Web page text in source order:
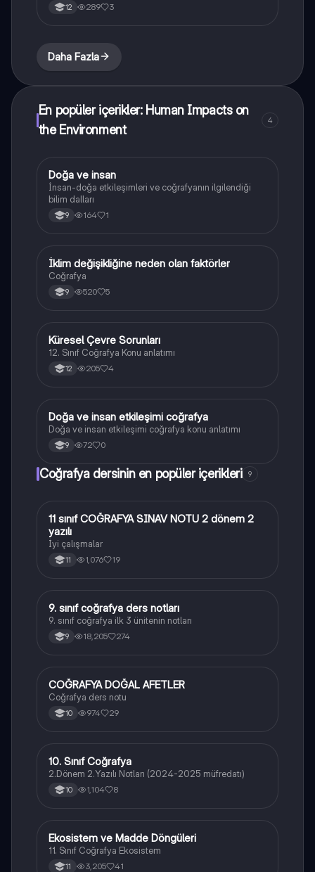
12 289 3
Daha Fazla
En popüler içerikler: Human Impacts on
the Environment
4
Coğrafya
Doğa ve insan
İnsan-doğa etkileşimleri ve coğrafyanın ilgilendiği
bilim dalları
9 164 1
Coğrafya
İklim değişikliğine neden olan faktörler
Coğrafya
9 520 5
Coğrafya
Küresel Çevre Sorunları
12. Sınıf Coğrafya Konu anlatımı
12 205 4
Coğrafya
Doğa ve insan etkileşimi coğrafya
Doğa ve insan etkileşimi coğrafya konu anlatımı
9 72 0
Coğrafya dersinin en popüler içerikleri 9
Coğrafya
11 sınıf COĞRAFYA SINAV NOTU 2 dönem 2
yazılı
İyi çalışmalar
11 1,076 19
Coğrafya
9. sınıf coğrafya ders notları
9. sınıf coğrafya ilk 3 ünitenin notları
9 18,205 274
Coğrafya
COĞRAFYA DOĞAL AFETLER
Coğrafya ders notu
10 974 29
Coğrafya
10. Sınıf Coğrafya
2.Dönem 2.Yazılı Notları (2024-2025 müfredatı)
10 1,104 8
Coğrafya
Ekosistem ve Madde Döngüleri
11. Sınıf Coğrafya Ekosistem
11 3,205 41